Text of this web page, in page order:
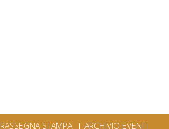
RASSEGNA STAMPA ARCHIVIO EVENTI